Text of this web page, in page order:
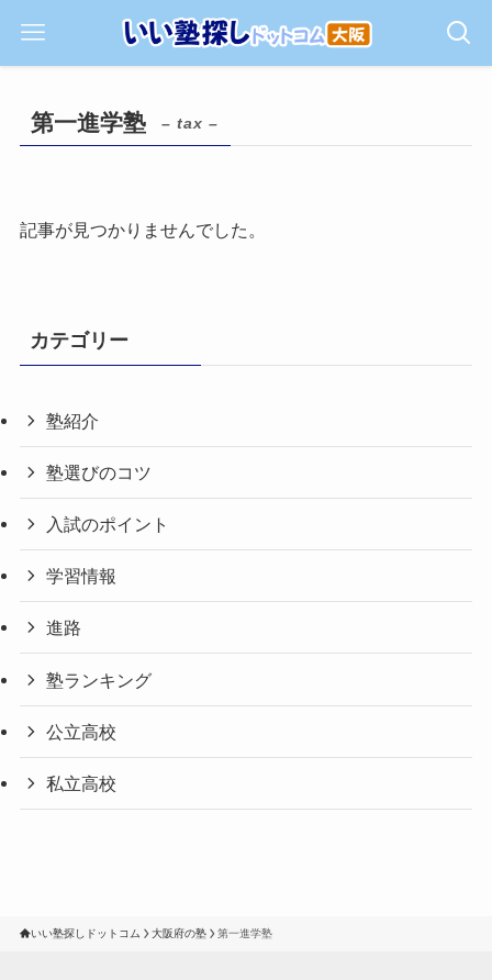
第一進学塾 – tax –
記事が見つかりませんでした。
カテゴリー
塾紹介
塾選びのコツ
入試のポイント
学習情報
進路
塾ランキング
公立高校
私立高校
いい塾探しドットコム 大阪府の塾 第一進学塾